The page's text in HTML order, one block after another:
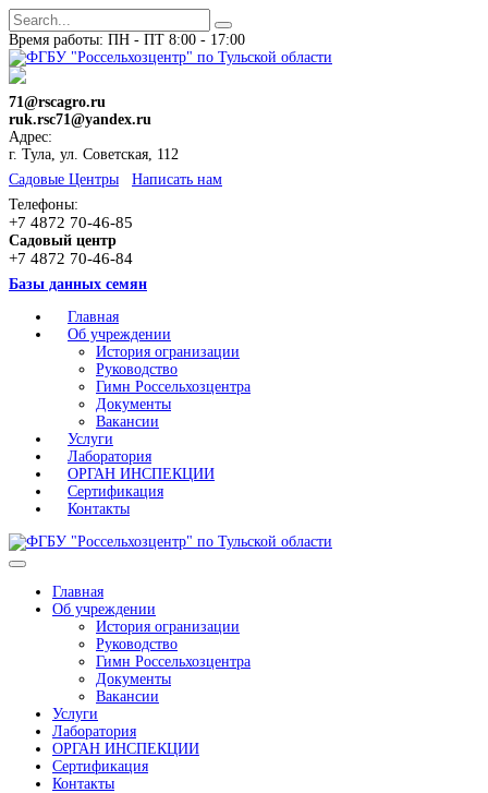
Время работы: ПН - ПТ 8:00 - 17:00
71@rscagro.ru
ruk.rsc71@yandex.ru
Адрес:
г. Тула, ул. Советская, 112
Cадовые Центры
Написать нам
Телефоны:
+7 4872 70-46-85
Садовый центр
+7 4872 70-46-84
Базы данных семян
Главная
Об учреждении
История огранизации
Руководство
Гимн Россельхозцентра
Документы
Вакансии
Услуги
Лаборатория
ОРГАН ИНСПЕКЦИИ
Сертификация
Контакты
Главная
Об учреждении
История огранизации
Руководство
Гимн Россельхозцентра
Документы
Вакансии
Услуги
Лаборатория
ОРГАН ИНСПЕКЦИИ
Сертификация
Контакты